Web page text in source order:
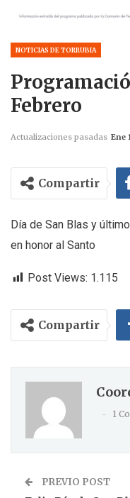
NOTICIAS DE TORRUBIA
Febrero
Actualizaciones pasadas Ene
Compartir
Día de San Blas y
en honor al Santo
Post Views: 1.115
Compartir
1
PREVIO POST